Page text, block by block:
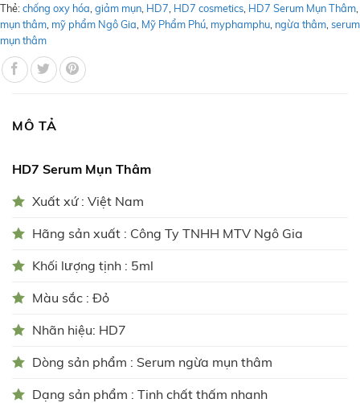
Thẻ:chống oxy hóa giảm mụn HD7 HD7 cosmetics HD7 Serum Mụn Thâm
mụn thâm mỹ phẩm Ngô Gia Mỹ Phẩm Phú myphamphu ngừa thâm serum
mụn thâm
MÔ TẢ
HD7 Serum Mụn Thâm
Xuất xứ : Việt Nam
Hãng sản xuất : Công Ty TNHH MTV Ngô Gia
Khối lượng tịnh : 5ml
Màu sắc : Đỏ
Nhãn hiệu: HD7
Dòng sản phẩm : Serum ngừa mụn thâm
Dạng sản phẩm : Tinh chất thấm nhanh